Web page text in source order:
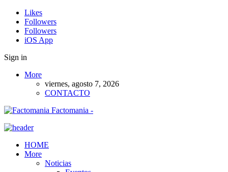
Likes
Followers
Followers
iOS App
Sign in
More
viernes, agosto 7, 2026
CONTACTO
Factomania -
HOME
More
Noticias